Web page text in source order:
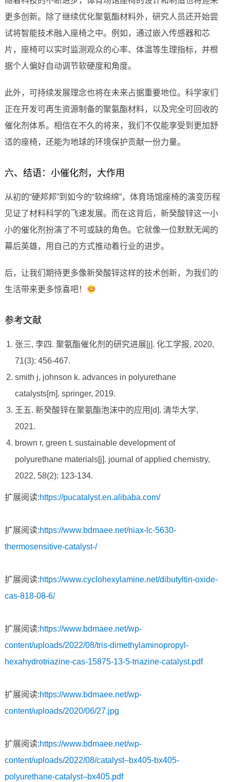
更多创新。除了继续优化聚氨酯材料外，研究人员还开始尝
试将智能技术融入座椅之中。例如，通过嵌入传感器和芯
片，座椅可以实时监测观众的心率、体温等生理指标，并根
据个人偏好自动调节软硬度和角度。
此外，可持续发展理念也将在未来占据重要地位。科学家们
正在开发可再生资源制备的聚氨酯材料，以及完全可回收的
催化剂体系。相信在不久的将来，我们不仅能享受到更加舒
适的座椅，还能为地球的环境保护贡献一份力量。
六、结语：小催化剂，大作用
从初的“硬邦邦”到如今的“软绵绵”，体育场馆座椅的演变历程
见证了材料科学的飞速发展。而在这背后，新癸酸锌这一小
小的催化剂扮演了不可或缺的角色。它就像一位默默无闻的
幕后英雄，用自己的方式推动着行业的进步。
后，让我们期待更多像新癸酸锌这样的技术创新，为我们的
生活带来更多惊喜吧！
参考文献
张三, 李四. 聚氨酯催化剂的研究进展[j]. 化工学报, 2020,
71(3): 456-467.
smith j, johnson k. advances in polyurethane
catalysts[m]. springer, 2019.
王五. 新癸酸锌在聚氨酯泡沫中的应用[d]. 清华大学,
2021.
brown r, green t. sustainable development of
polyurethane materials[j]. journal of applied chemistry,
2022, 58(2): 123-134.
扩展阅读:https://pucatalyst.en.alibaba.com/
扩展阅读:https://www.bdmaee.net/niax-lc-5630-
thermosensitive-catalyst-/
扩展阅读:https://www.cyclohexylamine.net/dibutyltin-oxide-
cas-818-08-6/
扩展阅读:https://www.bdmaee.net/wp-
content/uploads/2022/08/tris-dimethylaminopropyl-
hexahydrotriazine-cas-15875-13-5-triazine-catalyst.pdf
扩展阅读:https://www.bdmaee.net/wp-
content/uploads/2020/06/27.jpg
扩展阅读:https://www.bdmaee.net/wp-
content/uploads/2022/08/catalyst–bx405-bx405-
polyurethane-catalyst–bx405.pdf